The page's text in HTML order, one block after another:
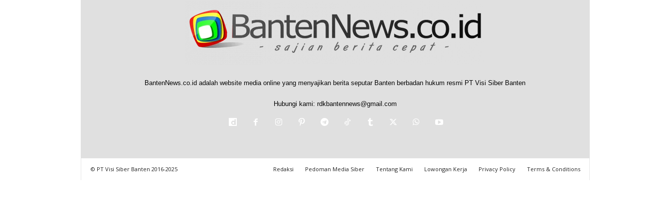
BantenNews.co.id adalah website media online yang menyajikan berita seputar Banten berbadan hukum resmi PT Visi Siber Banten
Hubungi kami: rdkbantennews@gmail.com
Redaksi Pedoman Media Siber Tentang Kami Lowongan Kerja Privacy Policy Terms & Conditions
© PT Visi Siber Banten 2016-2025